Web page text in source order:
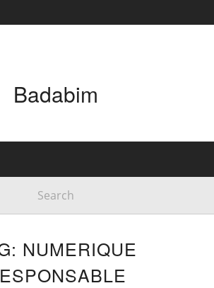
Badabim
NUMERIQUE